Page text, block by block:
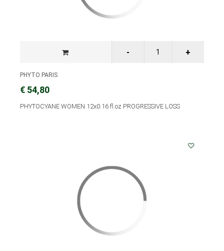
PHYTO PARIS
€ 54,80
PHYTOCYANE WOMEN 12x0.16 fl.oz PROGRESSIVE LOSS